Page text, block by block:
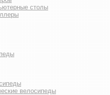
столы
велосипеды